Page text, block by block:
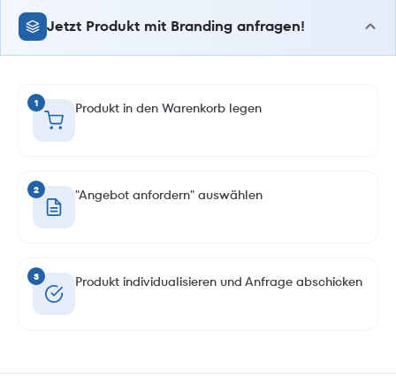
Jetzt Produkt mit Branding anfragen!
1 Produkt in den Warenkorb legen
2 "Angebot anfordern" auswählen
3 Produkt individualisieren und Anfrage abschicken